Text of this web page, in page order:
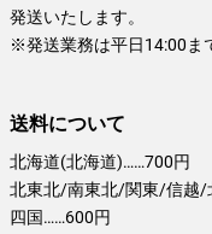
発送いたします。
※発送業務は平日14:00ま
送料について
北海道(北海道)……700円
北東北/南東北/関東/信越/
四国……600円